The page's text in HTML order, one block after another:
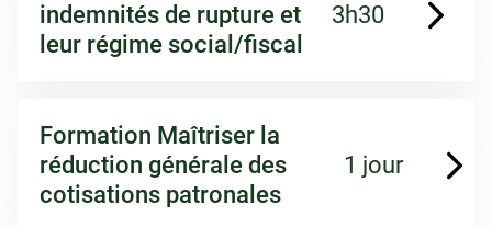
indemnités de rupture et
leur régime social/fiscal
3h30
Formation Maîtriser la
réduction générale des
cotisations patronales
1 jour